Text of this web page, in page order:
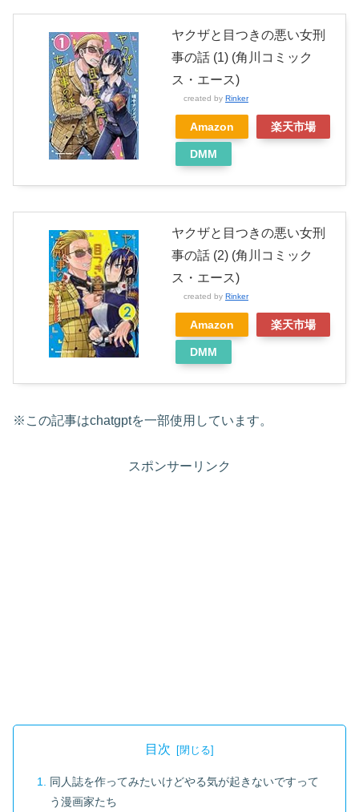
ヤクザと目つきの悪い女刑
事の話 (1) (角川コミック
ス・エース)
created by Rinker
Amazon 楽天市場
DMM
ヤクザと目つきの悪い女刑
事の話 (2) (角川コミック
ス・エース)
created by Rinker
Amazon 楽天市場
DMM
※この記事はchatgptを一部使用しています。
スポンサーリンク
目次
同人誌を作ってみたいけどやる気が起きないですって
う漫画家たち